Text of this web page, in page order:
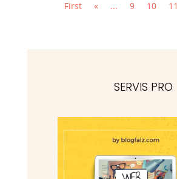
First
« ... 9 10 11
SERVIS PRO